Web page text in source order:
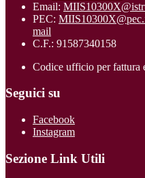
Email:
PEC:
mail
C.F.: 91587340158
Codice ufficio per fattura
Seguici su
Facebook
Instagram
Sezione Link Utili